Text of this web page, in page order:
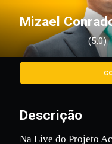
Mizael
(5,0)
Descrição